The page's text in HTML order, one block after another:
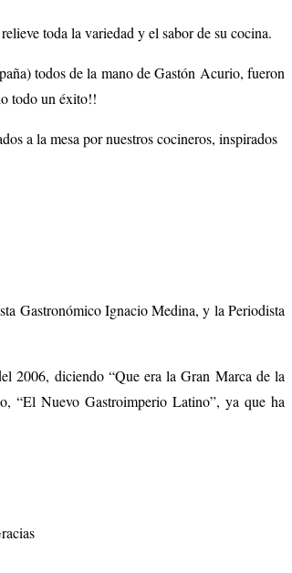
toda la variedad y el sabor de su cocina.
todos de la mano de Gastón Acurio, fueron
todo un éxito!!
a la mesa por nuestros cocineros, inspirados
Gastronómico Ignacio Medina, y la Periodista
2006, diciendo “Que era la Gran Marca de la
“El Nuevo Gastroimperio Latino”, ya que ha